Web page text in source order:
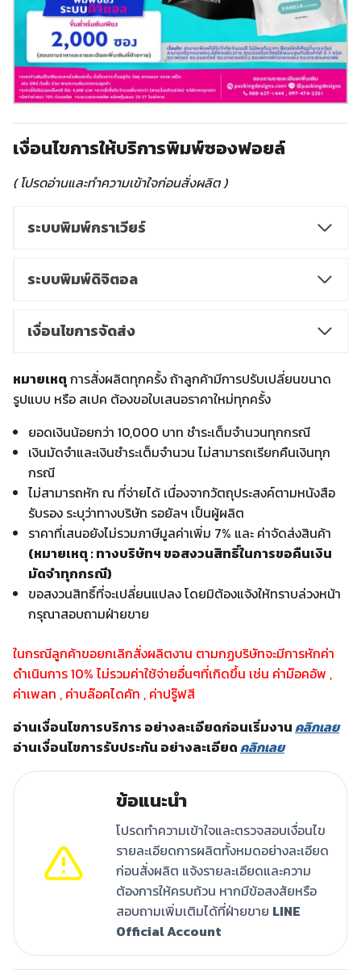
เงื่อนไขการให้บริการพิมพ์ซองฟอยล์
( โปรดอ่านและทำความเข้าใจก่อนสั่งผลิต )
ระบบพิมพ์กราเวียร์
ระบบพิมพ์ดิจิตอล
เงื่อนไขการจัดส่ง
หมายเหตุการสั่งผลิตทุกครั้ง ถ้าลูกค้ามีการปรับเปลี่ยนขนาด
รูปแบบ หรือ สเปค ต้องขอใบเสนอราคาใหม่ทุกครั้ง
ยอดเงินน้อยกว่า 10,000 บาท ชำระเต็มจำนวนทุกกรณี
เงินมัดจำและเงินชำระเต็มจำนวน ไม่สามารถเรียกคืนเงินทุก
กรณี
ไม่สามารถหัก ณ ที่จ่ายได้ เนื่องจากวัตถุประสงค์ตามหนังสือ
รับรอง ระบุว่าทางบริษัท รอยัลฯ เป็นผู้ผลิต
ราคาที่เสนอยังไม่รวมภาษีมูลค่าเพิ่ม 7% และ ค่าจัดส่งสินค้า
(หมายเหตุ : ทางบริษัทฯ ขอสงวนสิทธิ์ในการขอคืนเงิน
มัดจำทุกกรณี)
ขอสงวนสิทธิ์ที่จะเปลี่ยนแปลง โดยมิต้องแจ้งให้ทราบล่วงหน้า
กรุณาสอบถามฝ่ายขาย
ในกรณีลูกค้าขอยกเลิกสั่งผลิตงาน ตามกฏบริษัทจะมีการหักค่า
ดำเนินการ 10% ไม่รวมค่าใช้จ่ายอื่นๆที่เกิดขึ้น เช่น ค่าม๊อคอัพ ,
ค่าเพลท , ค่าบล๊อคไดคัท , ค่าปรู๊ฟสี
อ่านเงื่อนไขการบริการ อย่างละเอียดก่อนเริ่มงานคลิกเลย
อ่านเงื่อนไขการรับประกัน อย่างละเอียดคลิกเลย
ข้อแนะนำ
โปรดทำความเข้าใจและตรวจสอบเงื่อนไข
รายละเอียดการผลิตทั้งหมดอย่างละเอียด
ก่อนสั่งผลิต แจ้งรายละเอียดและความ
ต้องการให้ครบถ้วน หากมีข้อสงสัยหรือ
สอบถามเพิ่มเติมได้ที่ฝ่ายขาย LINE
Official Account